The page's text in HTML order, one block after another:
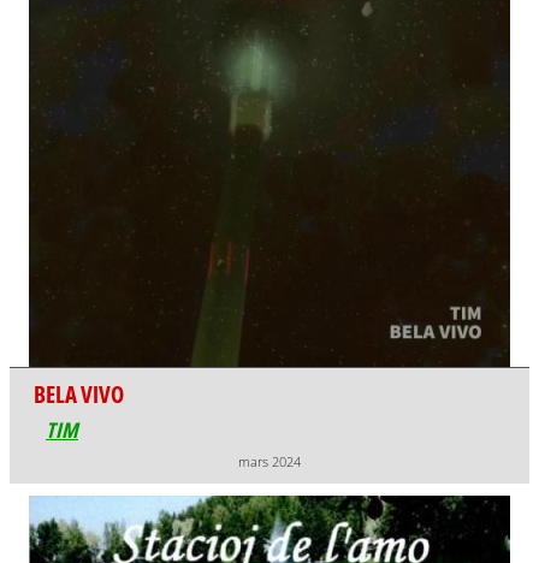
BELA VIVO
TIM
mars 2024